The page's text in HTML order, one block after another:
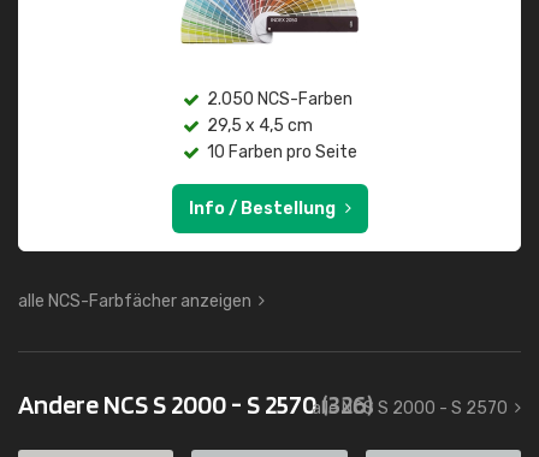
2.050 NCS-Farben
29,5 x 4,5 cm
10 Farben pro Seite
Info / Bestellung
alle NCS-Farbfächer anzeigen
Andere NCS S 2000 - S 2570(326)
alle NCS S 2000 - S 2570